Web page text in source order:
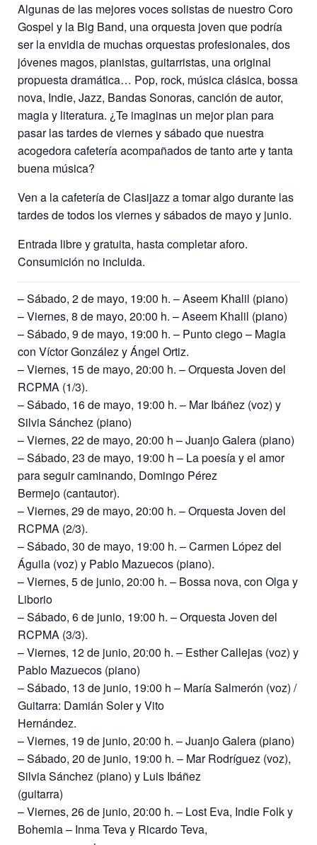
Algunas de las mejores voces solistas de nuestro Coro
Gospel y la Big Band, una orquesta joven que podría
ser la envidia de muchas orquestas profesionales, dos
jóvenes magos, pianistas, guitarristas, una original
propuesta dramática… Pop, rock, música clásica, bossa
nova, Indie, Jazz, Bandas Sonoras, canción de autor,
magia y literatura. ¿Te imaginas un mejor plan para
pasar las tardes de viernes y sábado que nuestra
acogedora cafetería acompañados de tanto arte y tanta
buena música?
Ven a la cafetería de Clasijazz a tomar algo durante las
tardes de todos los viernes y sábados de mayo y junio.
Entrada libre y gratuita, hasta completar aforo.
Consumición no incluida.
– Sábado, 2 de mayo, 19:00 h. – Aseem Khalil (piano)
– Viernes, 8 de mayo, 20:00 h. – Aseem Khalil (piano)
– Sábado, 9 de mayo, 19:00 h. – Punto ciego – Magia
con Víctor González y Ángel Ortiz.
– Viernes, 15 de mayo, 20:00 h. – Orquesta Joven del
RCPMA (1/3).
– Sábado, 16 de mayo, 19:00 h. – Mar Ibáñez (voz) y
Silvia Sánchez (piano)
– Viernes, 22 de mayo, 20:00 h – Juanjo Galera (piano)
– Sábado, 23 de mayo, 19:00 h – La poesía y el amor
para seguir caminando, Domingo Pérez
Bermejo (cantautor).
– Viernes, 29 de mayo, 20:00 h. – Orquesta Joven del
RCPMA (2/3).
– Sábado, 30 de mayo, 19:00 h. – Carmen López del
Águila (voz) y Pablo Mazuecos (piano).
– Viernes, 5 de junio, 20:00 h. – Bossa nova, con Olga y
Liborio
– Sábado, 6 de junio, 19:00 h. – Orquesta Joven del
RCPMA (3/3).
– Viernes, 12 de junio, 20:00 h. – Esther Callejas (voz) y
Pablo Mazuecos (piano)
– Sábado, 13 de junio, 19:00 h – María Salmerón (voz) /
Guitarra: Damián Soler y Vito
Hernández.
– Viernes, 19 de junio, 20:00 h. – Juanjo Galera (piano)
– Sábado, 20 de junio, 19:00 h. – Mar Rodríguez (voz),
Silvia Sánchez (piano) y Luis Ibáñez
(guitarra)
– Viernes, 26 de junio, 20:00 h. – Lost Eva, Indie Folk y
Bohemia – Inma Teva y Ricardo Teva,